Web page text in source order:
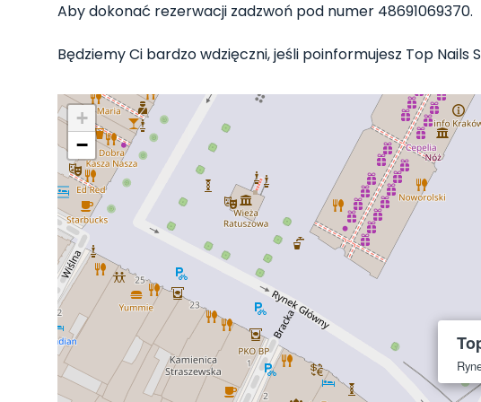
Aby dokonać rezerwacji zadzwoń pod numer 48691069370.
Będziemy Ci bardzo wdzięczni, jeśli poinformujesz Top
+
−